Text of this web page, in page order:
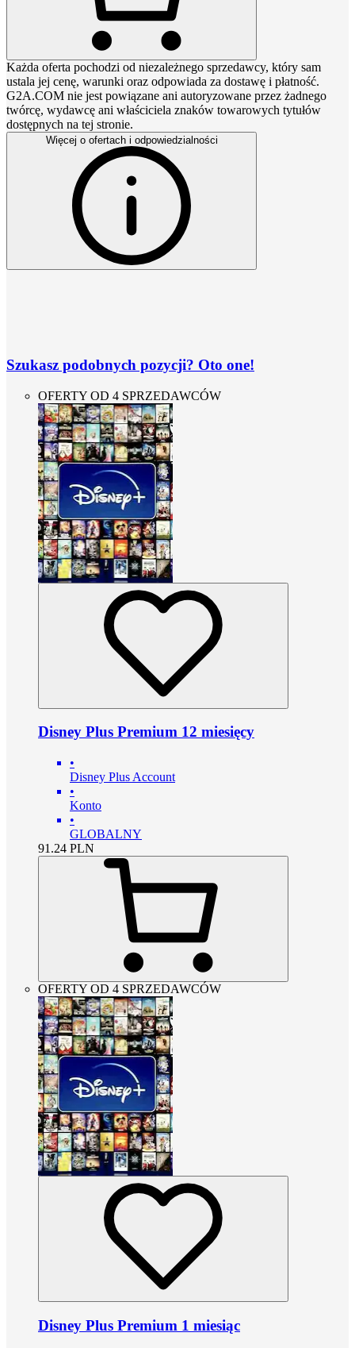
Każda oferta pochodzi od niezależnego sprzedawcy, który sam
ustala jej cenę, warunki oraz odpowiada za dostawę i płatność.
G2A.COM nie jest powiązane ani autoryzowane przez żadnego
twórcę, wydawcę ani właściciela znaków towarowych tytułów
dostępnych na tej stronie.
Więcej o ofertach i odpowiedzialności
Szukasz podobnych pozycji? Oto one!
OFERTY OD 4 SPRZEDAWCÓW
Disney Plus Premium 12 miesięcy
•
Disney Plus Account
•
Konto
•
GLOBALNY
91.24 PLN
OFERTY OD 4 SPRZEDAWCÓW
Disney Plus Premium 1 miesiąc